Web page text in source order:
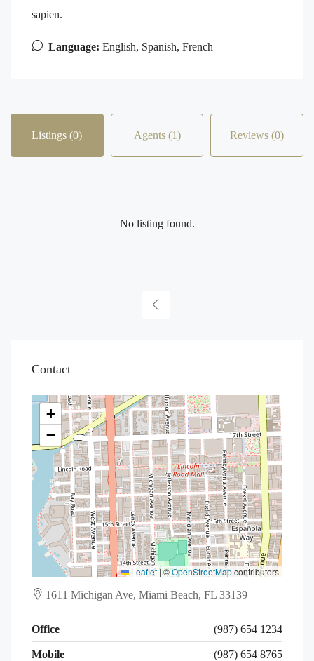
sapien.
Language: English, Spanish, French
Listings (0) Agents (1) Reviews (0)
No listing found.
Contact
+
−
Leaflet|©OpenStreetMapcontributors
1611 Michigan Ave, Miami Beach, FL 33139
Office (987) 654 1234
Mobile (987) 654 8765